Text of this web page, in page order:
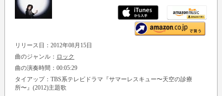
リリース日：2012年08月15日
曲のジャンル： ロック
曲の演奏時間：00:05:29
タイアップ：TBS系テレビドラマ『サマーレスキュー〜天空の診療
所〜』(2012)主題歌